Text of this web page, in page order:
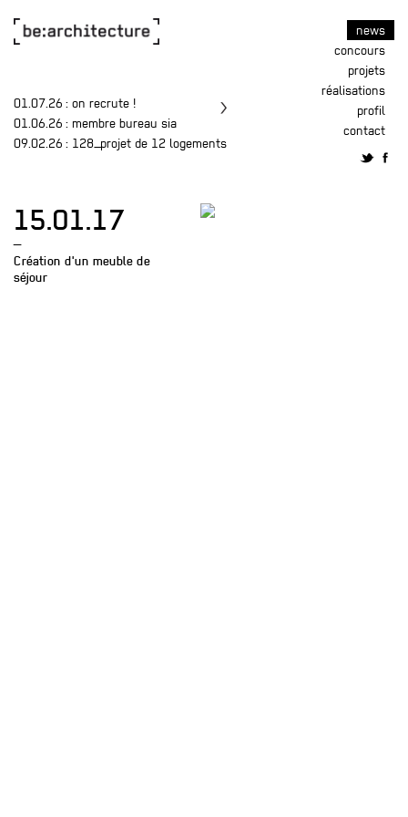
news
concours
projets
réalisations
profil
contact
01.07.26 : on recrute !
01.06.26 : membre bureau sia
09.02.26 : 128_projet de 12 logements
15.01.17
—
Création d'un meuble de
séjour